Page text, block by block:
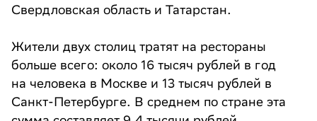
Свердловская область и Татарстан.
Жители двух столиц тратят на рестораны
больше всего: около 16 тысяч рублей в год
на человека в Москве и 13 тысяч рублей в
Санкт-Петербурге. В среднем по стране эта